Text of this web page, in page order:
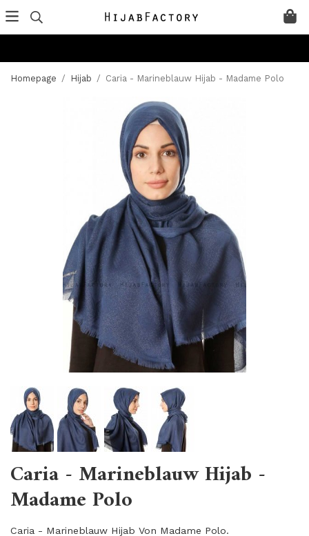
Homepage / Hijab / Caria - Marineblauw Hijab - Madame Polo
Caria - Marineblauw Hijab -
Madame Polo
Caria - Marineblauw Hijab Von Madame Polo.